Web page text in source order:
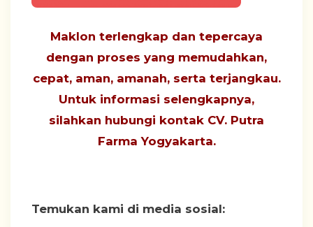
Maklon terlengkap dan tepercaya
dengan proses yang memudahkan,
cepat, aman, amanah, serta terjangkau.
Untuk informasi selengkapnya,
silahkan hubungi kontak CV. Putra
Farma Yogyakarta.
Temukan kami di media sosial: